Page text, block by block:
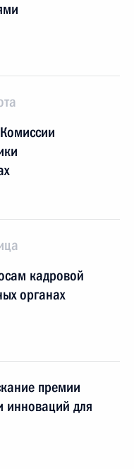
кадровой
органах
премии
инноваций для